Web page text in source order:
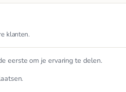
klanten.
eerste om je ervaring te delen.